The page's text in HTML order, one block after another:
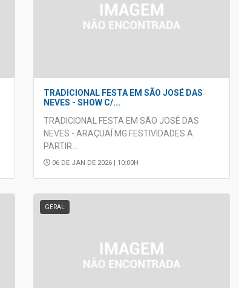
TRADICIONAL FESTA EM SÃO JOSÉ DAS
NEVES - SHOW C/...
TRADICIONAL FESTA EM SÃO JOSÉ DAS
NEVES - ARAÇUAÍ MG FESTIVIDADES A
PARTIR...
06 DE JAN DE 2026 | 10:00H
GERAL